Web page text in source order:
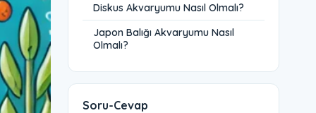
Diskus Akvaryumu Nasıl Olmalı?
Japon Balığı Akvaryumu Nasıl
Olmalı?
Soru-Cevap